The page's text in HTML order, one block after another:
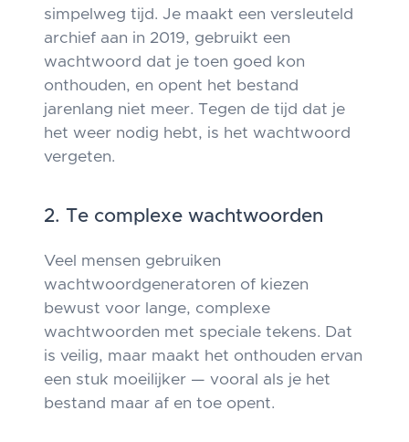
simpelweg tijd. Je maakt een versleuteld
archief aan in 2019, gebruikt een
wachtwoord dat je toen goed kon
onthouden, en opent het bestand
jarenlang niet meer. Tegen de tijd dat je
het weer nodig hebt, is het wachtwoord
vergeten.
2. Te complexe wachtwoorden
Veel mensen gebruiken
wachtwoordgeneratoren of kiezen
bewust voor lange, complexe
wachtwoorden met speciale tekens. Dat
is veilig, maar maakt het onthouden ervan
een stuk moeilijker — vooral als je het
bestand maar af en toe opent.